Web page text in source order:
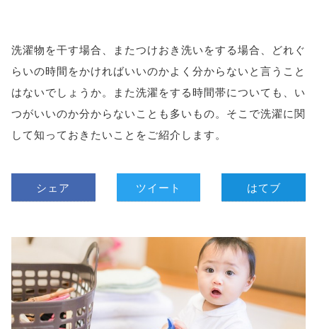
洗濯物を干す場合、またつけおき洗いをする場合、どれぐ
らいの時間をかければいいのかよく分からないと言うこと
はないでしょうか。また洗濯をする時間帯についても、い
つがいいのか分からないことも多いもの。そこで洗濯に関
して知っておきたいことをご紹介します。
シェア ツイート はてブ